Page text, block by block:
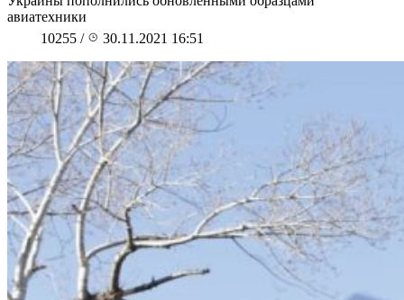
авиатехники
10255 / 30.11.2021 16:51